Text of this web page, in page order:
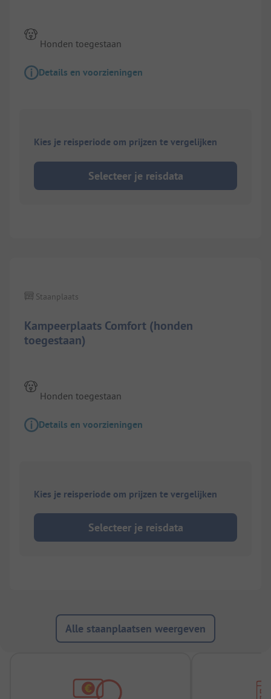
Honden toegestaan
Details en voorzieningen
Kies je reisperiode om prijzen te vergelijken
Selecteer je reisdata
Kampeerplaats Comfort (honden
toegestaan)
Staanplaats
Honden toegestaan
Details en voorzieningen
Kies je reisperiode om prijzen te vergelijken
Selecteer je reisdata
Alle staanplaatsen weergeven